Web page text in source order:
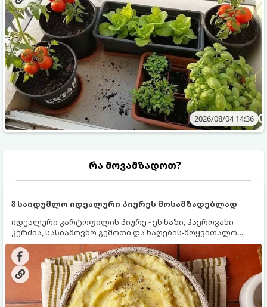
2026/08/04 14:36
რა მოვამზადოთ?
8 საიდუმლო იდეალური პიურეს მოსამზადებლად
იდეალური კარტოფილის პიურე - ეს ნაზი, ჰაეროვანი
კერძია, სასიამოვნო გემოთი და ნაღების-მოყვითალო
ფერით. მისი მომზადება ძალიან მარტივია, მაგრამ
არსებობს რამდენიმე საიდუმლო, რომლებიც უნდა
იცოდეთ, რომ პიურე იდეალურად გემრიელი გამოვიდეს.